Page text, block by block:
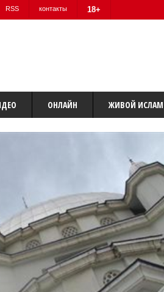
RSS контакты 18+
ОНЛАЙН ЖИВОЙ ИСЛАМ